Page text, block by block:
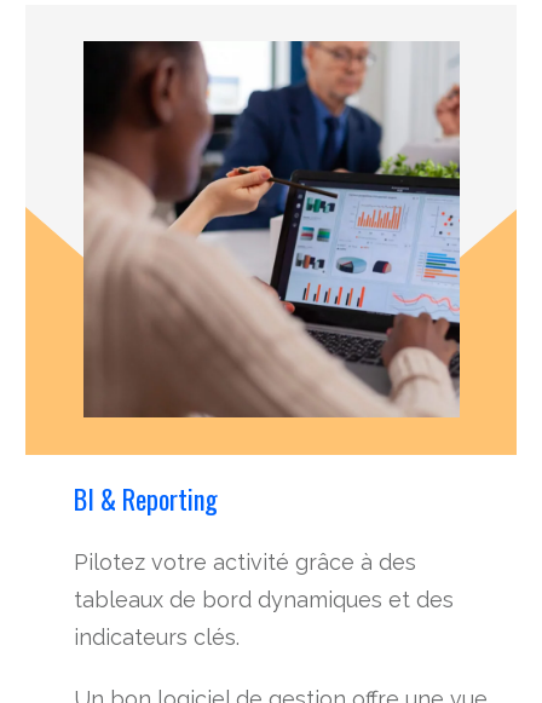
BI & Reporting
Pilotez votre activité grâce à des
tableaux de bord dynamiques et des
indicateurs clés.